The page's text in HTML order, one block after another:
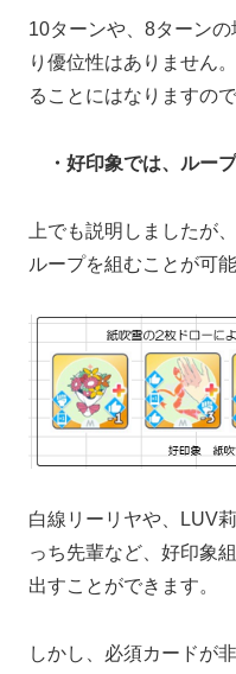
10ターンや、8ターン
り優位性はありません
ることにはなりますの
・好印象では、ルー
上でも説明しましたが
ループを組むことが可能
白線リーリヤや、LUV
っち先輩など、好印象
出すことができます。
しかし、必須カードが